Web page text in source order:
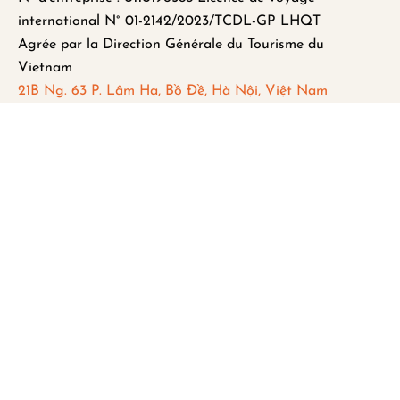
international N° 01-2142/2023/TCDL-GP LHQT
Agrée par la Direction Générale du Tourisme du
Vietnam
21B Ng. 63 P. Lâm Hạ, Bồ Đề, Hà Nội, Việt Nam